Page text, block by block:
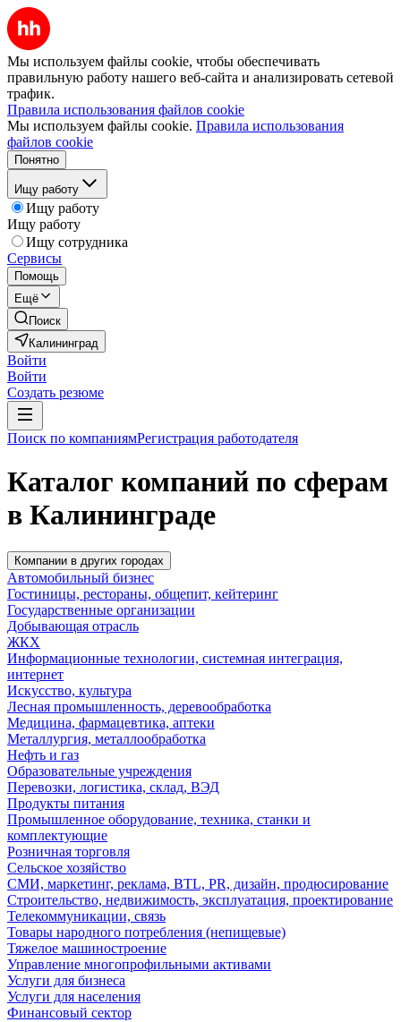
Мы используем файлы cookie, чтобы обеспечивать
правильную работу нашего веб-сайта и анализировать сетевой
трафик.
Правила использования файлов cookie
Мы используем файлы cookie. Правила использования
файлов cookie
Понятно
Ищу работу
Ищу работу
Ищу работу
Ищу сотрудника
Сервисы
Помощь
Ещё
Поиск
Калининград
Войти
Войти
Создать резюме
Поиск по компаниямРегистрация работодателя
Каталог компаний по сферам
в Калининграде
Компании в других городах
Автомобильный бизнес
Гостиницы, рестораны, общепит, кейтеринг
Государственные организации
Добывающая отрасль
ЖКХ
Информационные технологии, системная интеграция,
интернет
Искусство, культура
Лесная промышленность, деревообработка
Медицина, фармацевтика, аптеки
Металлургия, металлообработка
Нефть и газ
Образовательные учреждения
Перевозки, логистика, склад, ВЭД
Продукты питания
Промышленное оборудование, техника, станки и
комплектующие
Розничная торговля
Сельское хозяйство
СМИ, маркетинг, реклама, BTL, PR, дизайн, продюсирование
Строительство, недвижимость, эксплуатация, проектирование
Телекоммуникации, связь
Товары народного потребления (непищевые)
Тяжелое машиностроение
Управление многопрофильными активами
Услуги для бизнеса
Услуги для населения
Финансовый сектор